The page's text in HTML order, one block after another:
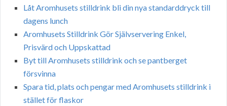
Låt Aromhusets stilldrink bli din nya standarddryck till
dagens lunch
Aromhusets Stilldrink Gör Självservering Enkel,
Prisvärd och Uppskattad
Byt till Aromhusets stilldrink och se pantberget
försvinna
Spara tid, plats och pengar med Aromhusets stilldrink i
stället för flaskor